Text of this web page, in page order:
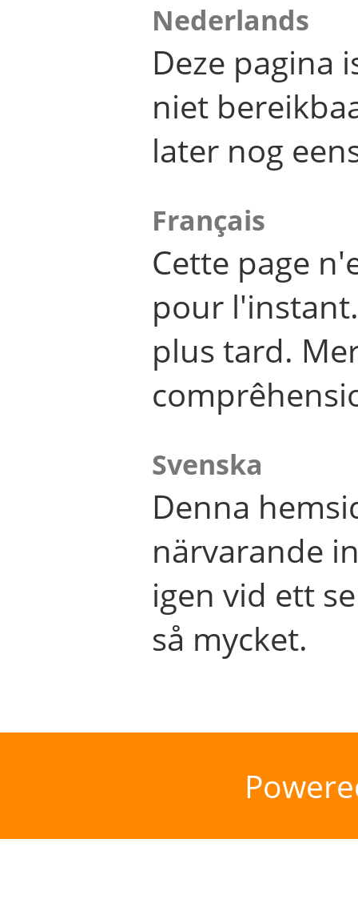
Nederlands
Deze pagina
niet
later nog
Français
Cette page
pour
plus tard.
Svenska
Denna
närvarande
igen vid ett
så mycket.